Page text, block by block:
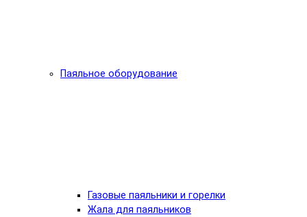
Паяльное оборудование
Газовые паяльники и горелки
Жала для паяльников